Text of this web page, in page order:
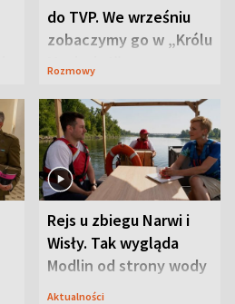
do TVP. We wrześniu
zobaczymy go w „Królu
Maciusiu I”
Rozmowy
Rejs u zbiegu Narwi i
Wisły. Tak wygląda
Modlin od strony wody
Aktualności